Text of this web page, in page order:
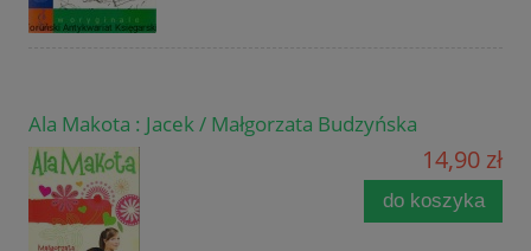
Ala Makota : Jacek / Małgorzata Budzyńska
14,90 zł
do koszyka